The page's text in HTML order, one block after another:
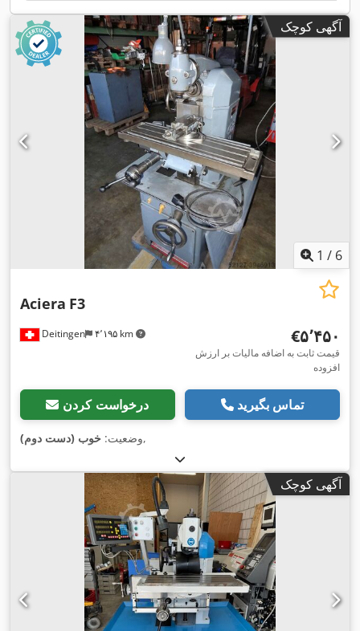
آگهی کوچک
1 / 6
Deitingen ۴٬۱۹۵ km
Aciera F3
‎€۵٬۴۵۰
قیمت ثابت به اضافه مالیات بر ارزش
افزوده
درخواست کردن تماس بگیرید
وضعیت: خوب (دست دوم) ,
آگهی کوچک